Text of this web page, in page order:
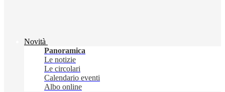
Novità
Panoramica
Le notizie
Le circolari
Calendario eventi
Albo online